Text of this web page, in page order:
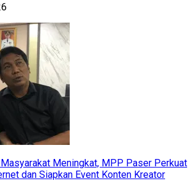
Meningkat, MPP Paser Perkuat
dan Siapkan Event Konten Kreator